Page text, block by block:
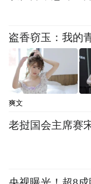
动力方面，长
造，提供纯电
盗香窃玉：我的
爽文
老挝国会主席赛